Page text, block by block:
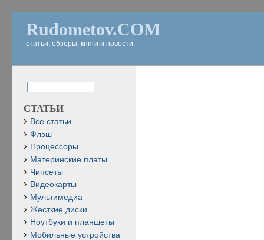
Rudometov.COM
статьи, обзоры, книги и новости
СТАТЬИ
Все статьи
Флэш
Процессоры
Материнские платы
Чипсеты
Видеокарты
Мультимедиа
Жесткие диски
Ноутбуки и планшеты
Мобильные устройства